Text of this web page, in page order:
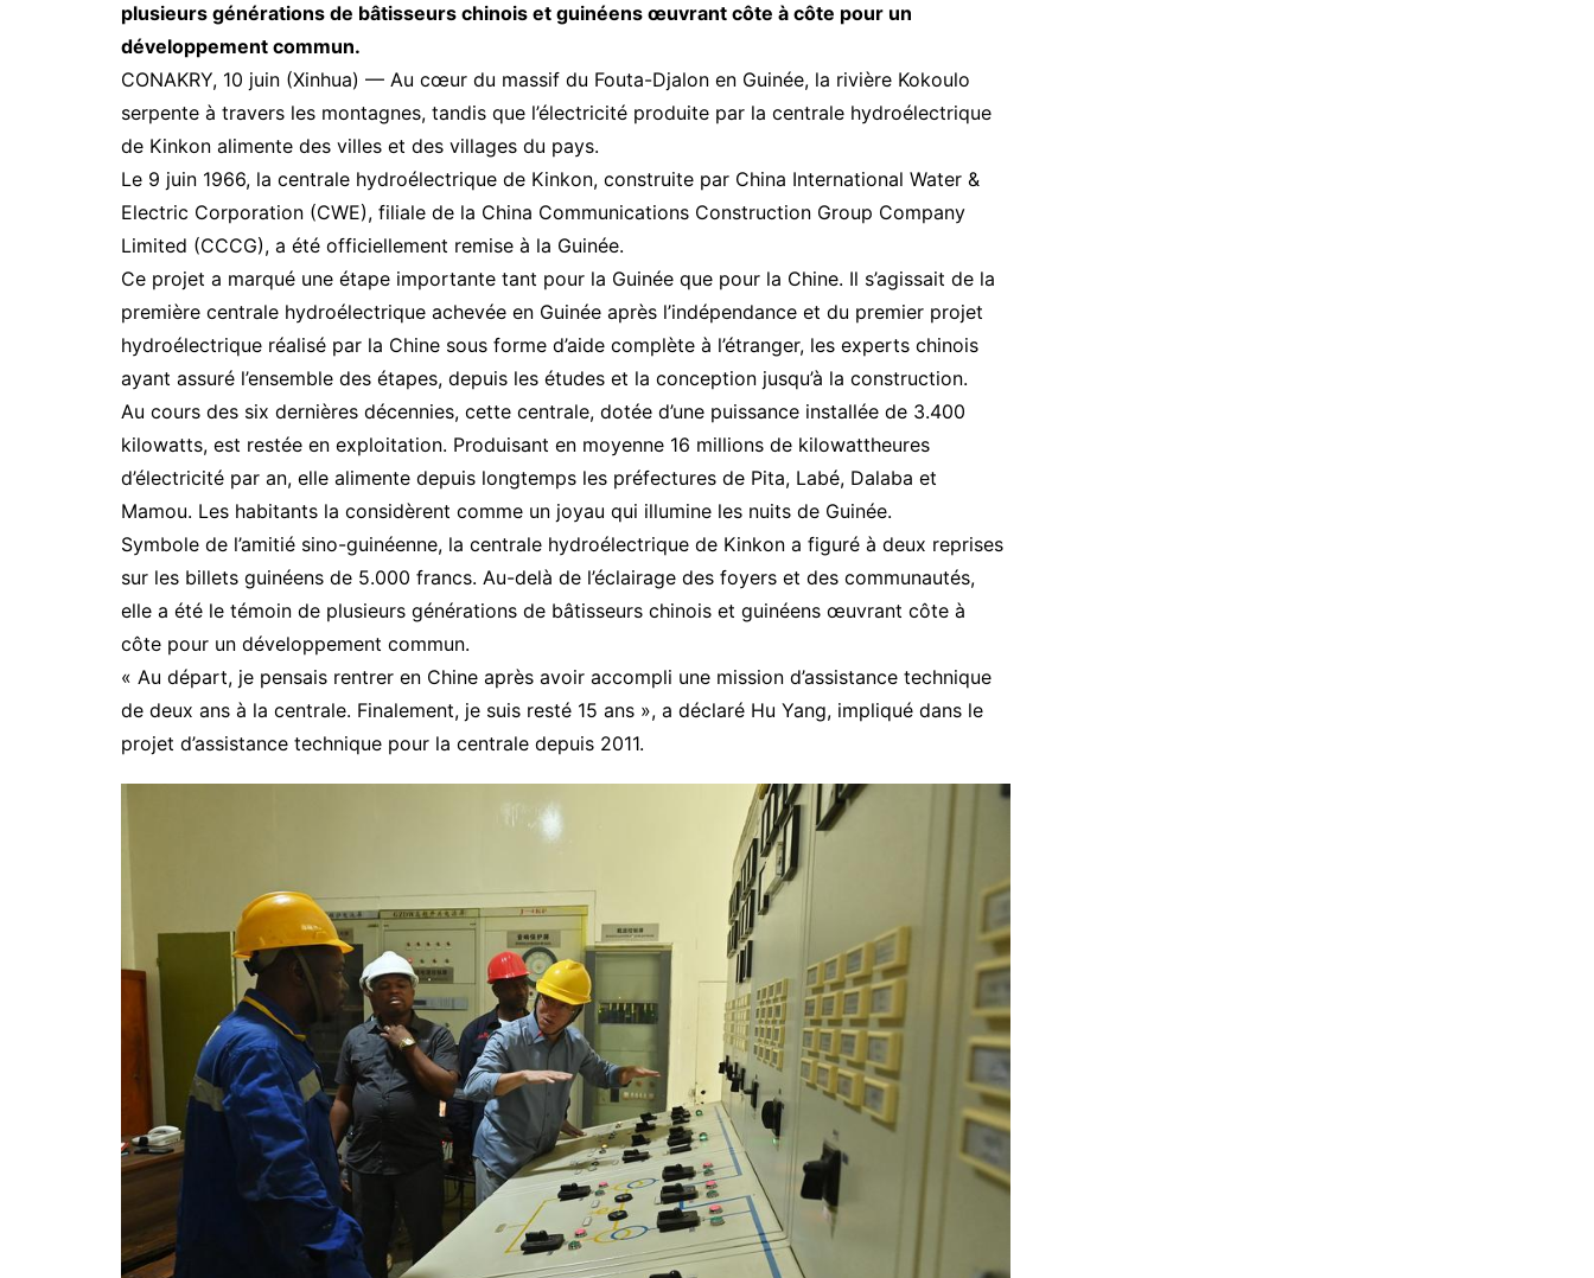
plusieurs générations de bâtisseurs chinois et guinéens œuvrant côte à côte pour un
développement commun.
CONAKRY, 10 juin (Xinhua) — Au cœur du massif du Fouta-Djalon en Guinée, la rivière Kokoulo
serpente à travers les montagnes, tandis que l’électricité produite par la centrale hydroélectrique
de Kinkon alimente des villes et des villages du pays.
Le 9 juin 1966, la centrale hydroélectrique de Kinkon, construite par China International Water &
Electric Corporation (CWE), filiale de la China Communications Construction Group Company
Limited (CCCG), a été officiellement remise à la Guinée.
Ce projet a marqué une étape importante tant pour la Guinée que pour la Chine. Il s’agissait de la
première centrale hydroélectrique achevée en Guinée après l’indépendance et du premier projet
hydroélectrique réalisé par la Chine sous forme d’aide complète à l’étranger, les experts chinois
ayant assuré l’ensemble des étapes, depuis les études et la conception jusqu’à la construction.
Au cours des six dernières décennies, cette centrale, dotée d’une puissance installée de 3.400
kilowatts, est restée en exploitation. Produisant en moyenne 16 millions de kilowattheures
d’électricité par an, elle alimente depuis longtemps les préfectures de Pita, Labé, Dalaba et
Mamou. Les habitants la considèrent comme un joyau qui illumine les nuits de Guinée.
Symbole de l’amitié sino-guinéenne, la centrale hydroélectrique de Kinkon a figuré à deux reprises
sur les billets guinéens de 5.000 francs. Au-delà de l’éclairage des foyers et des communautés,
elle a été le témoin de plusieurs générations de bâtisseurs chinois et guinéens œuvrant côte à
côte pour un développement commun.
« Au départ, je pensais rentrer en Chine après avoir accompli une mission d’assistance technique
de deux ans à la centrale. Finalement, je suis resté 15 ans », a déclaré Hu Yang, impliqué dans le
projet d’assistance technique pour la centrale depuis 2011.